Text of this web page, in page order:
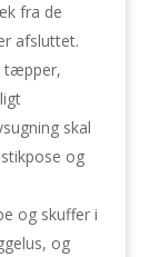
fra de
afsluttet.
tæpper,
skal
og
og skuffer i
og